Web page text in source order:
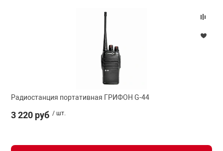
Радиостанция портативная ГРИФОН G-44
3 220 руб / шт.